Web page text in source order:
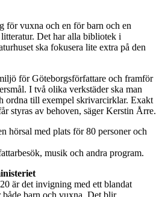
för vuxna och en för barn och en
Det har alla bibliotek i
ska fokusera lite extra på den
för Göteborgsförfattare och framför
I två olika verkstäder ska man
ordna till exempel skrivarcirklar. Exakt
styras av behoven, säger Kerstin Årre.
hörsal med plats för 80 personer och
musik och andra program.
är det invigning med ett blandat
barn och vuxna. Det blir